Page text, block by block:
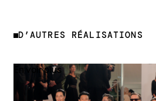
D’AUTRES RÉALISATIONS
En voir plus